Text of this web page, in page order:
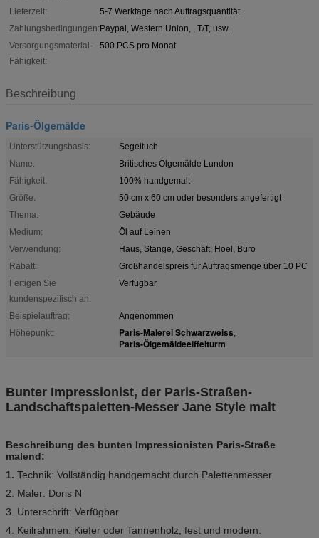
Lieferzeit:
5-7 Werktage nach Auftragsquantität
Zahlungsbedingungen:Paypal, Western Union, , T/T, usw.
Versorgungsmaterial-
Fähigkeit:
500 PCS pro Monat
Beschreibung
Paris-Ölgemälde
Unterstützungsbasis:
Segeltuch
Name:
Britisches Ölgemälde Lundon
Fähigkeit:
100% handgemalt
Größe:
50 cm x 60 cm oder besonders angefertigt
Thema:
Gebäude
Medium:
Öl auf Leinen
Verwendung:
Haus, Stange, Geschäft, Hoel, Büro
Rabatt:
Großhandelspreis für Auftragsmenge über 10 PC
Fertigen Sie
kundenspezifisch an:
Verfügbar
Beispielauftrag:
Angenommen
Höhepunkt:
Paris-Malerei Schwarzweiss,
Paris-Ölgemäldeeiffelturm
Bunter Impressionist, der Paris-Straßen-
Landschaftspaletten-Messer Jane Style malt
Beschreibung des bunten Impressionisten Paris-Straße
malend:
1. Technik: Vollständig handgemacht durch Palettenmesser
2. Maler: Doris N
3. Unterschrift: Verfügbar
4. Keilrahmen: Kiefer oder Tannenholz, fest und modern.